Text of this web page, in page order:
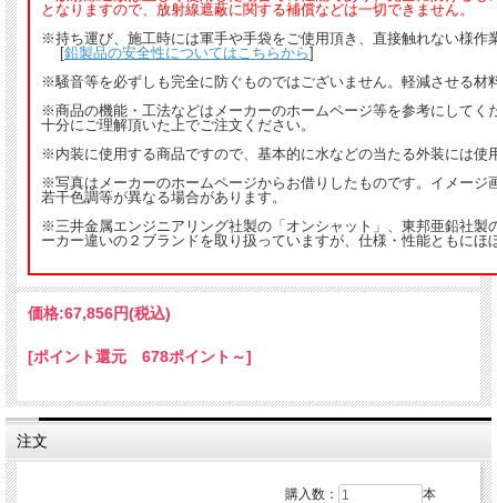
となりますので、放射線遮蔽に関する補償などは一切できません。
※持ち運び、施工時には軍手や手袋をご使用頂き、直接触れない様作
[鉛製品の安全性についてはこちらから]
※騒音等を必ずしも完全に防ぐものではございません。軽減させる材
※商品の機能・工法などはメーカーのホームページ等を参考にしてく
十分にご理解頂いた上でご注文ください。
※内装に使用する商品ですので、基本的に水などの当たる外装には使
※写真はメーカーのホームページからお借りしたものです。イメージ
若干色調等が異なる場合があります。
※三井金属エンジニアリング社製の「オンシャット」、東邦亜鉛社製
ーカー違いの２ブランドを取り扱っていますが、仕様・性能ともにほ
価格:67,856円(税込)
[ポイント還元 678ポイント～]
注文
購入数： 本